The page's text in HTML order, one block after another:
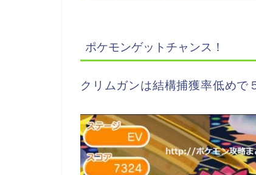
ポケモンゲットチャンス！
クリムガンは結構捕獲率低めで